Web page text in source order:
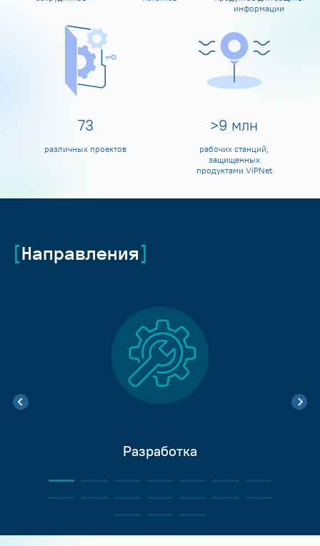
информации
80
различных проектов
>10 млн
рабочих станций,
защищенных
продуктами ViPNet
Направления
Разработка